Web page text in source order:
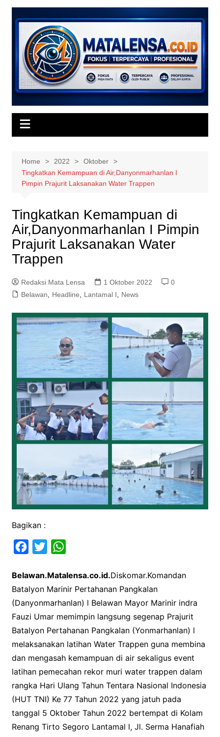
Skip
content
Home 2022
Oktober
Tingkatkan Kemampuan di Air,Danyonmarhanlan I
Pimpin Prajurit Laksanakan Water Trappen
Tingkatkan Kemampuan di
Air,Danyonmarhanlan I Pimpin
Prajurit Laksanakan Water
Trappen
Redaksi Mata Lensa 1 Oktober 2022
0
Belawan
Headline Lantamal I News
Bagikan :
c
e
b
o
o
k
i
t
t
e
r
a
t
s
A
p
p
Belawan.Matalensa.co.id.Diskomar.Komandan
Batalyon Marinir Pertahanan Pangkalan
(Danyonmarhanlan) l Belawan Mayor Marinir indra
Fauzi Umar memimpin langsung segenap Prajurit
Batalyon Pertahanan Pangkalan (Yonmarhanlan) l
melaksanakan latihan Water Trappen guna membina
dan mengasah kemampuan di air sekaligus event
latihan pemecahan rekor muri water trappen dalam
rangka Hari Ulang Tahun Tentara Nasional Indonesia
(HUT TNI) Ke 77 Tahun 2022 yang jatuh pada
tanggal 5 Oktober Tahun 2022 bertempat di Kolam
Renang Tirto Segoro Lantamal l, Jl. Serma Hanafiah